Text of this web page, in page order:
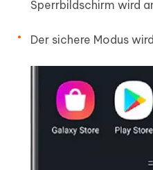
Sperrbildschirm wird
Der sichere Modus